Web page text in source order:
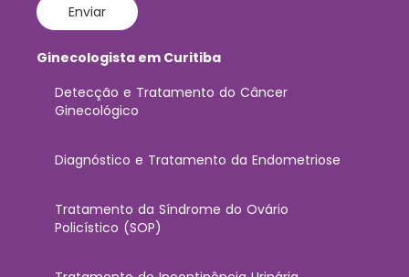
Enviar
Ginecologista em Curitiba
Detecção e Tratamento do Câncer
Ginecológico
Diagnóstico e Tratamento da Endometriose
Tratamento da Síndrome do Ovário
Policístico (SOP)